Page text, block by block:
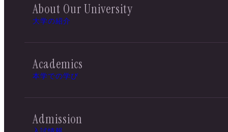
About Our University
大学の紹介
Academics
本学での学び
Admission